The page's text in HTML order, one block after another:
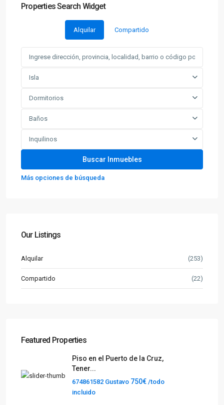
Properties Search Widget
Alquilar Compartido
Isla
Dormitorios
Baños
Inquilinos
Más opciones de búsqueda
Our Listings
Alquilar (253)
Compartido (22)
Featured Properties
Piso en el Puerto de la Cruz,
Tener...
674861582 Gustavo 750€ /todo
incluido